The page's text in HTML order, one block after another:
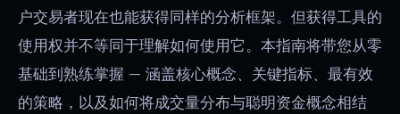
户交易者现在也能获得同样的分析框架。但获得工具的
使用权并不等同于理解如何使用它。本指南将带您从零
基础到熟练掌握 — 涵盖核心概念、关键指标、最有效
的策略，以及如何将成交量分布与聪明资金概念相结